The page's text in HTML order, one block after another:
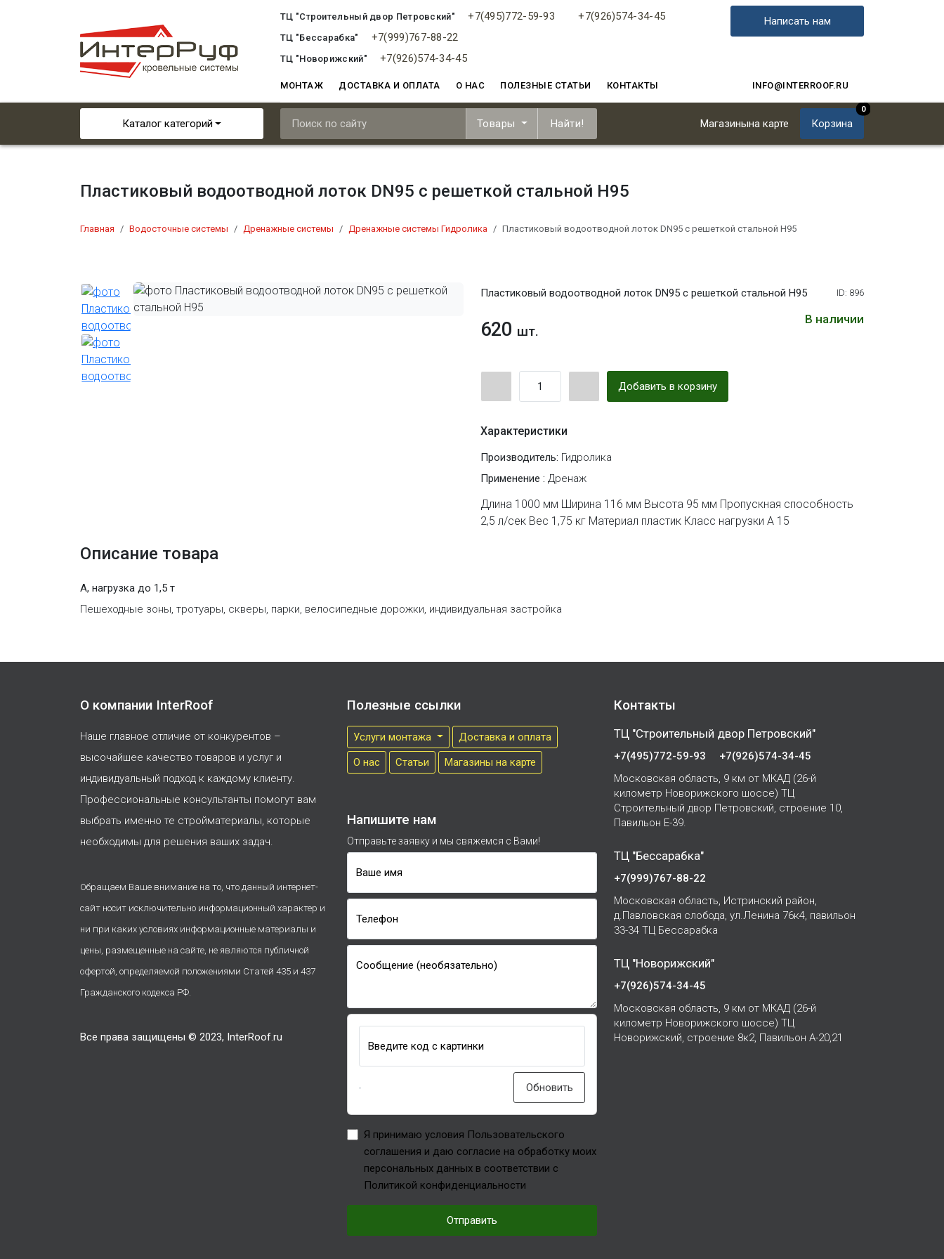
ТЦ "Строительный двор Петровский" +7(495)772-59-93 +7(926)574-34-45
ТЦ "Бессарабка" +7(999)767-88-22
ТЦ "Новорижский" +7(926)574-34-45
Написать нам
МОНТАЖ ДОСТАВКА И ОПЛАТА О НАС ПОЛЕЗНЫЕ СТАТЬИ КОНТАКТЫ INFO@INTERROOF.RU
Каталог категорий Товары Найти! Магазинына карте Корзина
0
Пластиковый водоотводной лоток DN95 с решеткой стальной Н95
Главная Водосточные системы Дренажные системы Дренажные системы Гидролика Пластиковый водоотводной лоток DN95 с решеткой стальной Н95
Пластиковый водоотводной лоток DN95 с решеткой стальной Н95 ID: 896
В наличии
620 шт.
Добавить в корзину
Характеристики
Производитель: Гидролика
Применение : Дренаж
Длина 1000 мм Ширина 116 мм Высота 95 мм Пропускная способность
2,5 л/сек Вес 1,75 кг Материал пластик Класс нагрузки А 15
Описание товара
A, нагрузка до 1,5 т
Пешеходные зоны, тротуары, скверы, парки, велосипедные дорожки, индивидуальная застройка
О компании InterRoof
Наше главное отличие от конкурентов –
высочайшее качество товаров и услуг и
индивидуальный подход к каждому клиенту.
Профессиональные консультанты помогут вам
выбрать именно те стройматериалы, которые
необходимы для решения ваших задач.
Обращаем Ваше внимание на то, что данный интернет-
сайт носит исключительно информационный характер и
ни при каких условиях информационные материалы и
цены, размещенные на сайте, не являются публичной
офертой, определяемой положениями Статей 435 и 437
Гражданского кодекса РФ.
Все права защищены © 2023, InterRoof.ru
Полезные ссылки
Услуги монтажа
Доставка и оплата
О нас
Cтатьи Магазины на карте
Напишите нам
Отправьте заявку и мы свяжемся с Вами!
Ваше имя
Телефон
Сообщение (необязательно)
Введите код с картинки
Обновить
Я принимаю условия Пользовательского
соглашения и даю согласие на обработку моих
персональных данных в соответствии с
Политикой конфиденциальности
Отправить
Контакты
ТЦ "Строительный двор Петровский"
+7(495)772-59-93
+7(926)574-34-45
Московская область, 9 км от МКАД (26-й
километр Новорижского шоссе) ТЦ
Строительный двор Петровский, строение 10,
Павильон Е-39.
ТЦ "Бессарабка"
+7(999)767-88-22
Московская область, Истринский район,
д.Павловская слобода, ул.Ленина 76к4, павильон
33-34 ТЦ Бессарабка
ТЦ "Новорижский"
+7(926)574-34-45
Московская область, 9 км от МКАД (26-й
километр Новорижского шоссе) ТЦ
Новорижский, строение 8к2, Павильон А-20,21